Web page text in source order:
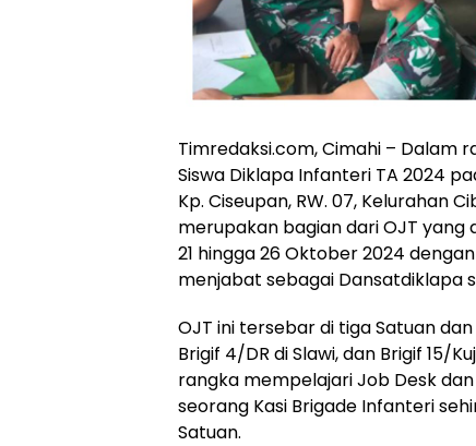
Timredaksi.com, Cimahi – Dalam
Siswa Diklapa Infanteri TA 2024
Kp. Ciseupan, RW. 07, Kelurahan
merupakan bagian dari OJT yang
21 hingga 26 Oktober 2024
menjabat sebagai Dansatdiklapa
OJT ini tersebar di tiga Satuan
Brigif 4/DR di Slawi, dan Brigif 15/
rangka mempelajari Job Desk
seorang Kasi Brigade Infanteri
Satuan.